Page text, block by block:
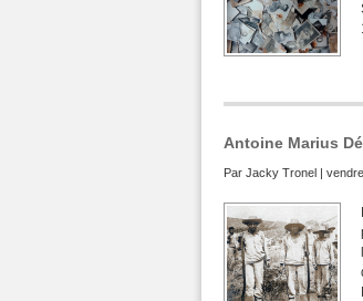
Antoine Marius
Par Jacky Tronel |